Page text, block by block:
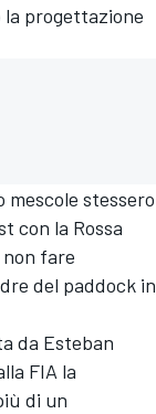
progettazione
mescole stessero
con la Rossa
fare
del paddock in
da Esteban
FIA la
di un